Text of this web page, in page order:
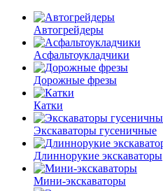
Автогрейдеры
Асфальто­укладчики
Дорожные фрезы
Катки
Экскаваторы гусеничные
Длиннорукие экскаваторы
Мини-экскаваторы